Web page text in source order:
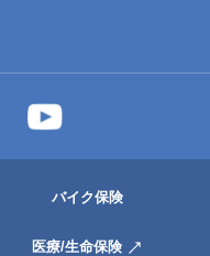
バイク保険
医療/生命保険